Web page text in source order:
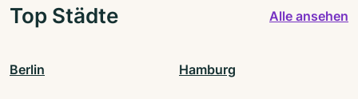
Top Städte Alle ansehen
Berlin Hamburg